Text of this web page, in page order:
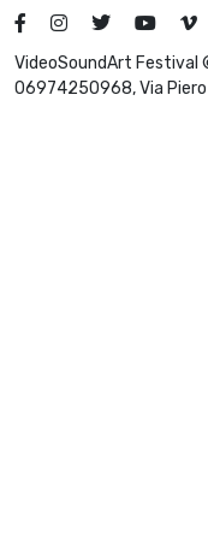
VideoSoundArt Festival
06974250968, Via Piero